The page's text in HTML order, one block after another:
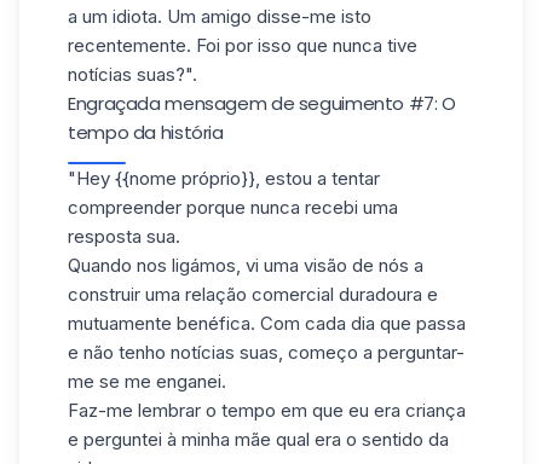
a um idiota. Um amigo disse-me isto
recentemente. Foi por isso que nunca tive
notícias suas?".
Engraçada mensagem de seguimento #7: O
tempo da história
"Hey {{nome próprio}}, estou a tentar
compreender porque nunca recebi uma
resposta sua.
Quando nos ligámos, vi uma visão de nós a
construir uma relação comercial duradoura e
mutuamente benéfica. Com cada dia que passa
e não tenho notícias suas, começo a perguntar-
me se me enganei.
Faz-me lembrar o tempo em que eu era criança
e perguntei à minha mãe qual era o sentido da